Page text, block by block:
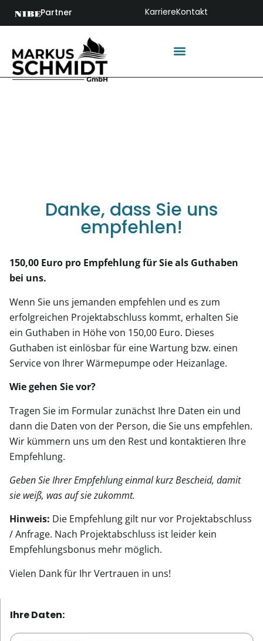
Partner KarriereKontakt
Danke, dass Sie uns
empfehlen!
150,00 Euro pro Empfehlung für Sie als Guthaben
bei uns.
Wenn Sie uns jemanden empfehlen und es zum
erfolgreichen Projektabschluss kommt, erhalten Sie
ein Guthaben in Höhe von 150,00 Euro. Dieses
Guthaben ist einlösbar für eine Wartung bzw. einen
Service von Ihrer Wärmepumpe oder Heizanlage.
Wie gehen Sie vor?
Tragen Sie im Formular zunächst Ihre Daten ein und
dann die Daten von der Person, die Sie uns empfehlen.
Wir kümmern uns um den Rest und kontaktieren Ihre
Empfehlung.
Geben Sie Ihrer Empfehlung einmal kurz Bescheid, damit
sie weiß, was auf sie zukommt.
Hinweis: Die Empfehlung gilt nur vor Projektabschluss
/ Anfrage. Nach Projektabschluss ist leider kein
Empfehlungsbonus mehr möglich.
Vielen Dank für Ihr Vertrauen in uns!
Ihre Daten: